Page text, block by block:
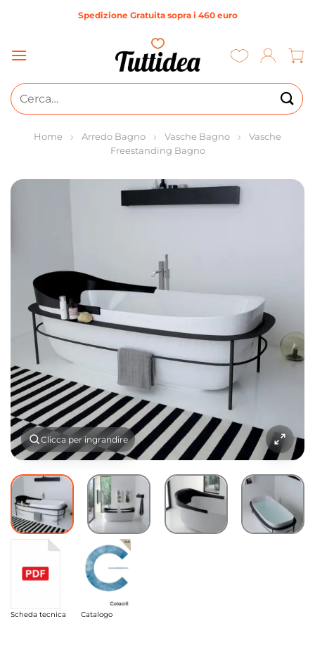
Spedizione Gratuita sopra i 460 euro
Cerca:
Home Arredo Bagno Vasche Bagno
Vasche
Freestanding Bagno
Clicca per ingrandire
Scheda tecnica Catalogo